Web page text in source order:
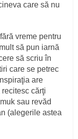
care să nu
vreme pentru
să pun iarnă
să scriu în
care se petrec
are
cărţi
sau revăd
(alegerile astea